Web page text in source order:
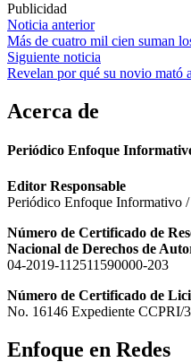
Publicidad
Navegación
de
entradas
Noticia anterior
Más de cuatro mil cien suman
Siguiente noticia
Revelan por qué su novio mató
Acerca de
Periódico Enfoque
Editor Responsable
Periódico Enfoque Informativo
Número de Certificado de
Nacional de Derechos de
04-2019-112511590000-203
Número de Certificado de
No. 16146 Expediente CCPRI/
Enfoque en Redes